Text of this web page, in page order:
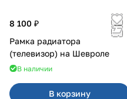
8 100 ₽
Рамка радиатора
(телевизор) на Шевроле
В наличии
В корзину